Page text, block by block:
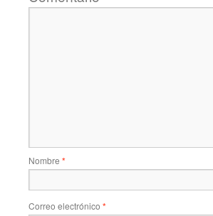
Nombre *
Correo electrónico *